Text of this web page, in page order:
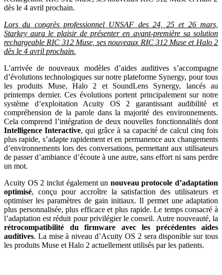
dès le 4 avril prochain.
Lors du congrès professionnel UNSAF des 24, 25 et 26 mars,
Starkey aura le plaisir de présenter en avant-première sa solution
rechargeable RIC 312 Muse, ses nouveaux RIC 312 Muse et Halo 2
dès le 4 avril prochain.
L’arrivée de nouveaux modèles d’aides auditives s’accompagne
d’évolutions technologiques sur notre plateforme Synergy, pour tous
les produits Muse, Halo 2 et SoundLens Synergy, lancés au
printemps dernier. Ces évolutions portent principalement sur notre
système d’exploitation Acuity OS 2 garantissant audibilité et
compréhension de la parole dans la majorité des environnements.
Cela comprend l’intégration de deux nouvelles fonctionnalités dont
Intelligence Interactive, qui grâce à sa capacité de calcul cinq fois
plus rapide, s’adapte rapidement et en permanence aux changements
d’environnements lors des conversations, permettant aux utilisateurs
de passer d’ambiance d’écoute à une autre, sans effort ni sans perdre
un mot.
Acuity OS 2 inclut également un nouveau protocole d’adaptation
optimisé, conçu pour accroître la satisfaction des utilisateurs et
optimiser les paramètres de gain initiaux. Il permet une adaptation
plus personnalisée, plus efficace et plus rapide. Le temps consacré à
l’adaptation est réduit pour privilégier le conseil. Autre nouveauté, la
rétrocompatibilité du firmware avec les précédentes aides
auditives. La mise à niveau d’Acuity OS 2 sera disponible sur tous
les produits Muse et Halo 2 actuellement utilisés par les patients.